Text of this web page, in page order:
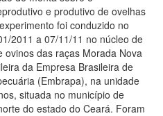
e produtivo de ovelhas
foi conduzido no
2011 a 07/11/11 no núcleo de
ovinos das raças Morada Nova
da Empresa Brasileira de
(Embrapa), na unidade
situada no município de
do estado do Ceará. Foram